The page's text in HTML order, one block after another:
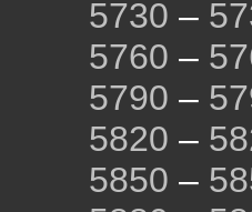
5730 –
5760 –
5790 –
5820 –
5850 –